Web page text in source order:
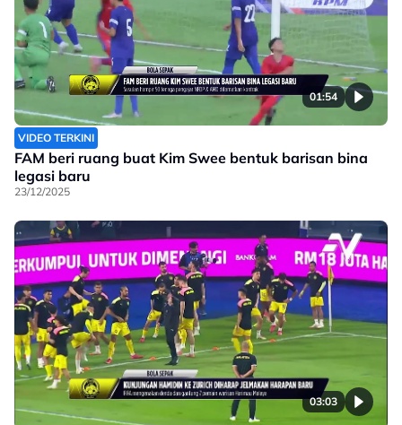
01:54
VIDEO TERKINI
FAM beri ruang buat Kim Swee bentuk barisan bina
legasi baru
23/12/2025
03:03